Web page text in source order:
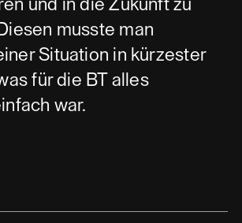
und in die Zukunft zu
musste man
Situation in kürzester
für die BT alles
war.